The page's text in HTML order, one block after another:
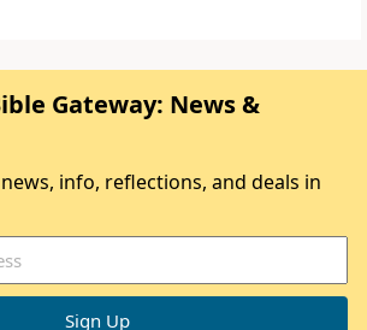
Gateway: News &
info, reflections, and deals in